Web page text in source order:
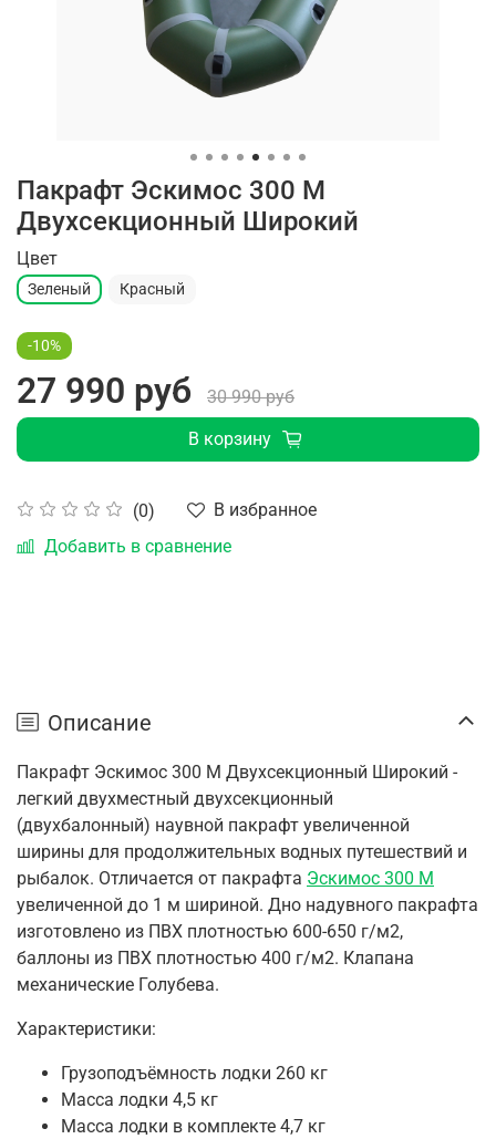
Пакрафт Эскимос 300 М
Двухсекционный Широкий
(0)
В избранное
Добавить в сравнение
Цвет
Зеленый Красный
-10%
27 990 руб
30 990 руб
В корзину
Описание
Пакрафт Эскимос 300 М Двухсекционный Широкий -
легкий двухместный двухсекционный
(двухбалонный) наувной пакрафт увеличенной
ширины для продолжительных водных путешествий и
рыбалок. Отличается от пакрафта Эскимос 300 М
увеличенной до 1 м шириной. Дно надувного пакрафта
изготовлено из ПВХ плотностью 600-650 г/м2,
баллоны из ПВХ плотностью 400 г/м2. Клапана
механические Голубева.
Характеристики:
Грузоподъёмность лодки 260 кг
Масса лодки 4,5 кг
Масса лодки в комплекте 4,7 кг